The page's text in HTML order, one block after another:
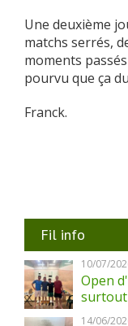
Une deuxième
matchs serrés,
moments
pourvu que ça
Franck.
Fil info
10/07/
Open
surtout
14/06/